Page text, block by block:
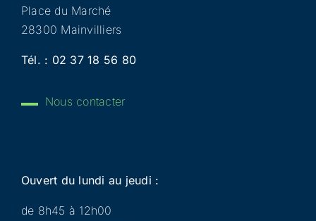
Place du Marché
28300 Mainvilliers
Tél. : 02 37 18 56 80
Nous contacter
Ouvert du lundi au jeudi :
de 8h45 à 12h00